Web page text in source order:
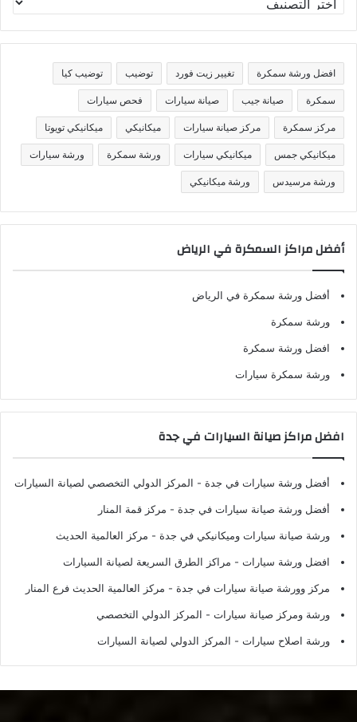
ص
ن
ف
ا
افضل ورشة سمكرة تغيير زيت فورد توضيب توضيب كيا
سمكرة صيانة جيب صيانة سيارات فحص سيارات
مركز سمكرة مركز صيانة سيارات ميكانيكي ميكانيكي تويوتا
ميكانيكي جمس ميكانيكي سيارات ورشة سمكرة ورشة سيارات
ورشة مرسيدس ورشة ميكانيكي
أفضل مراكز السمكرة في الرياض
أفضل ورشة سمكرة في الرياض
ورشة سمكرة
افضل ورشة سمكرة
ورشة سمكرة سيارات
افضل مراكز صيانة السيارات في جدة
أفضل ورشة سيارات في جدة - المركز الدولي التخصصي لصيانة السيارات
أفضل ورشة صيانة سيارات في جدة - مركز قمة المنار
ورشة صيانة سيارات وميكانيكي في جدة - مركز العالمية الحديث
افضل ورشة سيارات - مراكز الطرق السريعة لصيانة السيارات
مركز وورشة صيانة سيارات في جدة - مركز العالمية الحديث فرع المنار
ورشة ومركز صيانة سيارات - المركز الدولي التخصصي
ورشة اصلاح سيارات - المركز الدولي لصيانة السيارات